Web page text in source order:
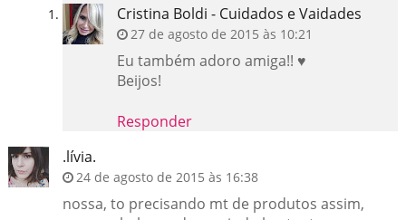
Cristina Boldi - Cuidados e Vaidades
27 de agosto de 2015 às 10:21
Eu também adoro amiga!! ♥
Beijos!
Responder
.lívia.
24 de agosto de 2015 às 16:38
nossa, to precisando mt de produtos assim,